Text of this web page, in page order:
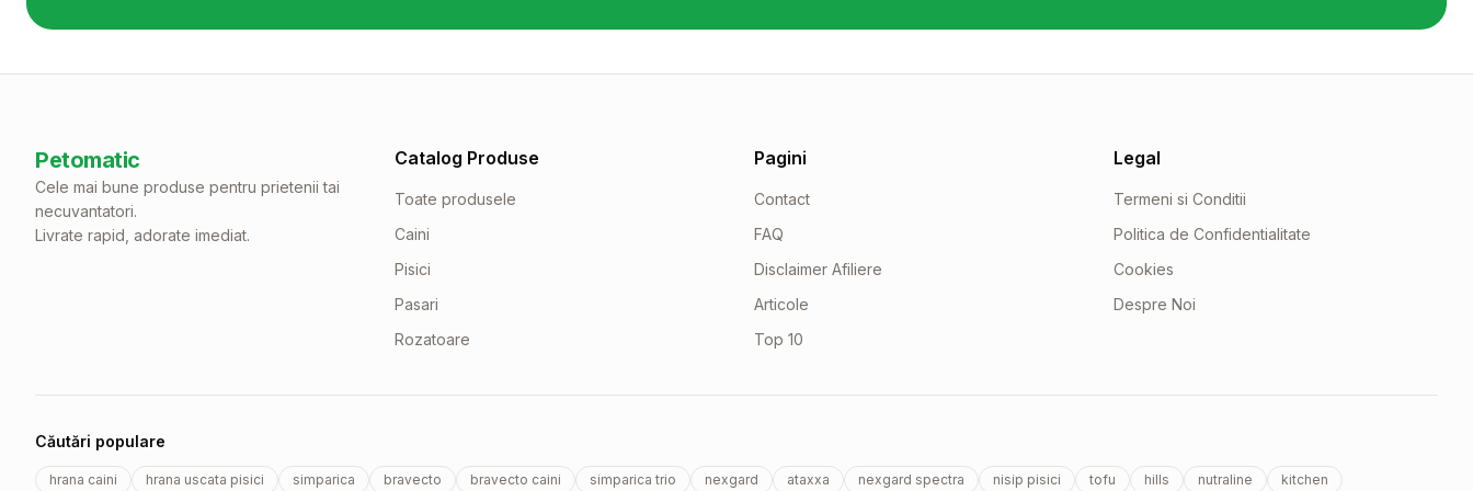
Petomatic
Cele mai bune produse pentru prietenii tai
necuvantatori.
Livrate rapid, adorate imediat.
Catalog Produse
Toate produsele
Caini
Pisici
Pasari
Rozatoare
Pagini
Contact
FAQ
Disclaimer Afiliere
Articole
Top 10
Legal
Termeni si Conditii
Politica de Confidentialitate
Cookies
Despre Noi
Căutări populare
hrana caini hrana uscata pisici simparica bravecto bravecto caini simparica trio nexgard ataxxa nexgard spectra nisip pisici tofu hills nutraline kitchen